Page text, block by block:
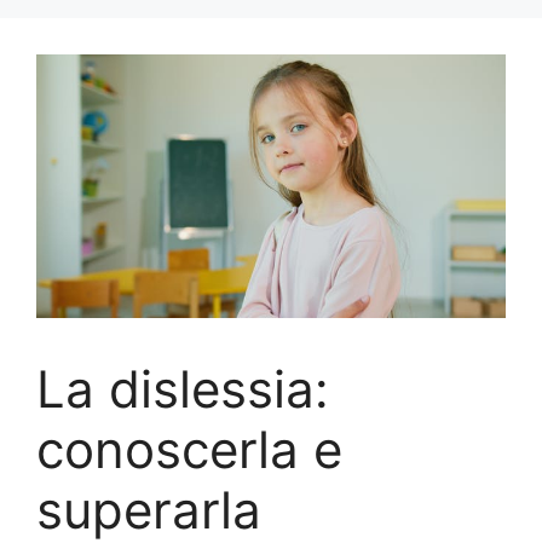
La dislessia:
conoscerla e
superarla